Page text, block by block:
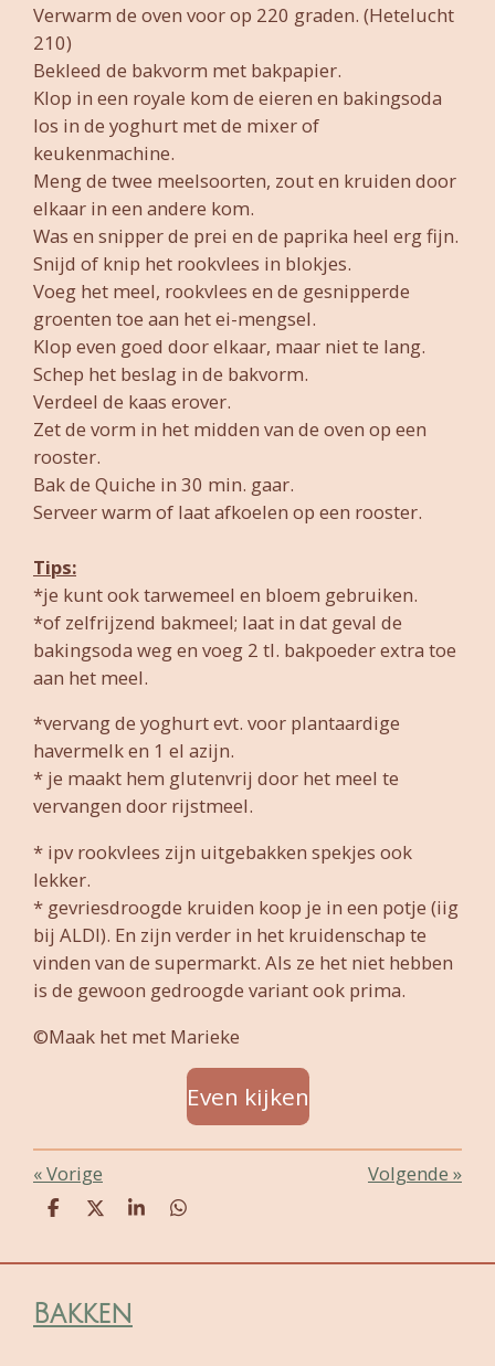
Verwarm de oven voor op 220 graden. (Hetelucht
210)
Bekleed de bakvorm met bakpapier.
Klop in een royale kom de eieren en bakingsoda
los in de yoghurt met de mixer of
keukenmachine.
Meng de twee meelsoorten, zout en kruiden door
elkaar in een andere kom.
Was en snipper de prei en de paprika heel erg fijn.
Snijd of knip het rookvlees in blokjes.
Voeg het meel, rookvlees en de gesnipperde
groenten toe aan het ei-mengsel.
Klop even goed door elkaar, maar niet te lang.
Schep het beslag in de bakvorm.
Verdeel de kaas erover.
Zet de vorm in het midden van de oven op een
rooster.
Bak de Quiche in 30 min. gaar.
Serveer warm of laat afkoelen op een rooster.
Tips:
*je kunt ook tarwemeel en bloem gebruiken.
*of zelfrijzend bakmeel; laat in dat geval de
bakingsoda weg en voeg 2 tl. bakpoeder extra toe
aan het meel.
*vervang de yoghurt evt. voor plantaardige
havermelk en 1 el azijn.
* je maakt hem glutenvrij door het meel te
vervangen door rijstmeel.
* ipv rookvlees zijn uitgebakken spekjes ook
lekker.
* gevriesdroogde kruiden koop je in een potje (iig
bij ALDI). En zijn verder in het kruidenschap te
vinden van de supermarkt. Als ze het niet hebben
is de gewoon gedroogde variant ook prima.
©Maak het met Marieke
Even kijken
«Vorige Volgende »
D
e
D
l
S
r
D
e
Bakken